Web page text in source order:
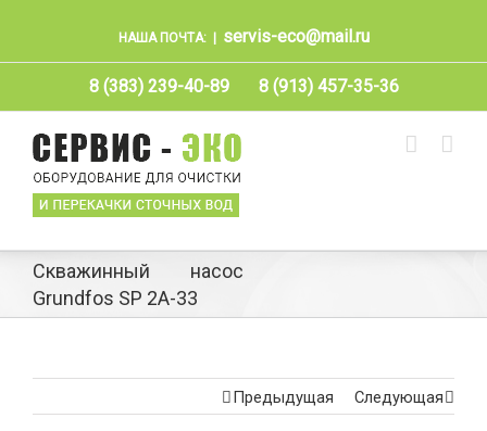
НАША ПОЧТА: servis-eco@mail.ru
8 (383) 239-40-89 8 (913) 457-35-36
Скважинный насос
Grundfos SP 2A-33
Предыдущая Следующая